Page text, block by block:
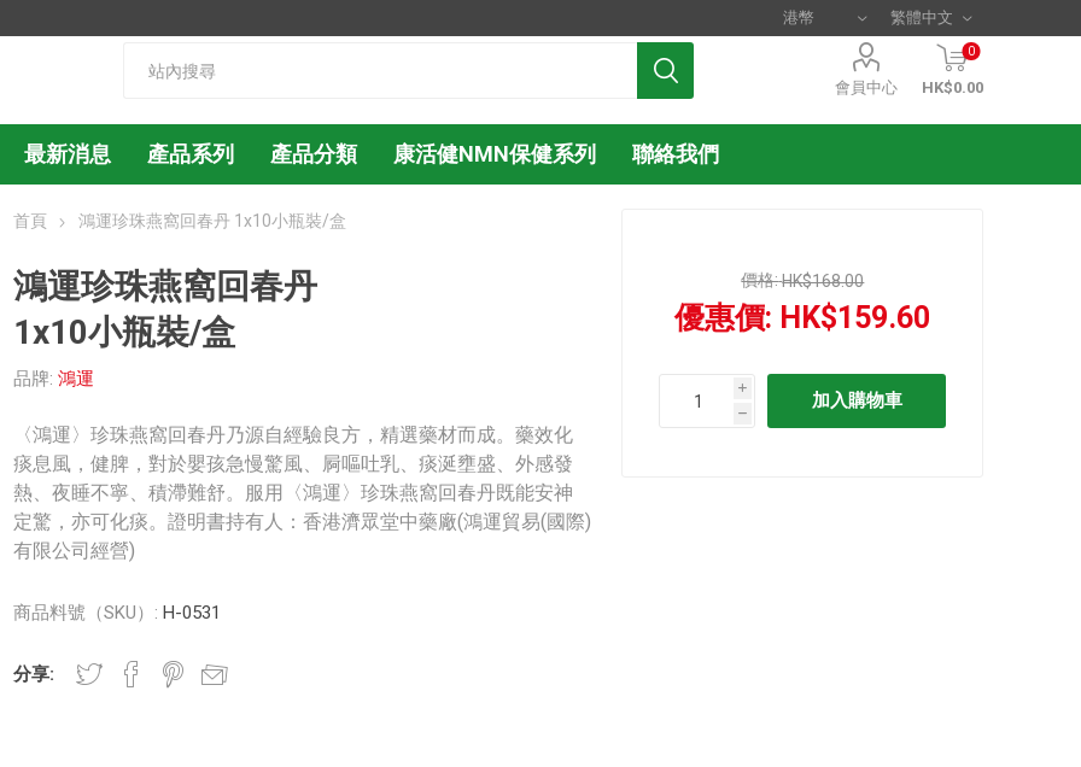
會員中心
0
HK$0.00
最新消息 產品系列 產品分類 康活健NMN保健系列 聯絡我們
首頁 鴻運珍珠燕窩回春丹 1x10小瓶裝/盒
鴻運珍珠燕窩回春丹
1x10小瓶裝/盒
品牌: 鴻運
〈鴻運〉珍珠燕窩回春丹乃源自經驗良方，精選藥材而成。藥效化
痰息風，健脾，對於嬰孩急慢驚風、屙嘔吐乳、痰涎壅盛、外感發
熱、夜睡不寧、積滯難舒。服用〈鴻運〉珍珠燕窩回春丹既能安神
定驚，亦可化痰。證明書持有人：香港濟眾堂中藥廠(鴻運貿易(國際)
有限公司經營)
商品料號（SKU）: H-0531
分享:
價格:HK$168.00
優惠價: HK$159.60
i
h